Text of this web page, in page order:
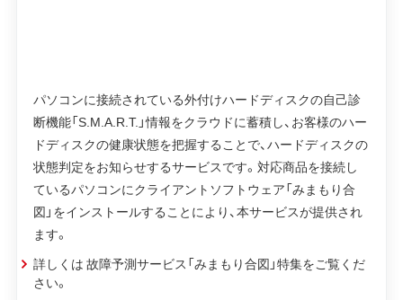
パソコンに接続されている外付けハードディスクの自己診
断機能「S.M.A.R.T.」情報をクラウドに蓄積し、お客様のハー
ドディスクの健康状態を把握することで、ハードディスクの
状態判定をお知らせするサービスです。対応商品を接続し
ているパソコンにクライアントソフトウェア「みまもり合
図」をインストールすることにより、本サービスが提供され
ます。
詳しくは 故障予測サービス「みまもり合図」特集をご覧くだ
さい。